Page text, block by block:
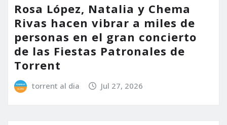
Rosa López, Natalia y Chema
Rivas hacen vibrar a miles de
personas en el gran concierto
de las Fiestas Patronales de
Torrent
torrent al dia Jul 27, 2026